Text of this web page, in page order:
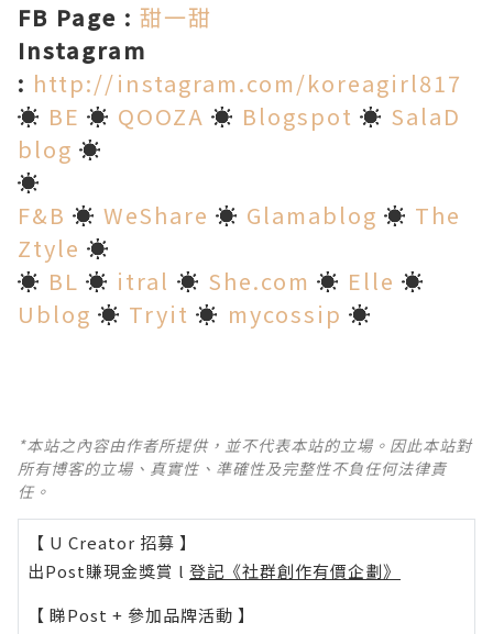
FB Page : 甜一甜
Instagram
: http://instagram.com/koreagirl817
☀ BE ☀ QOOZA ☀ Blogspot ☀ SalaD
blog ☀
☀
F&B ☀ WeShare ☀ Glamablog ☀ The
Ztyle ☀
☀ BL ☀ itral ☀ She.com ☀ Elle ☀
Ublog ☀ Tryit ☀ mycossip ☀
*本站之內容由作者所提供，並不代表本站的立場。因此本站對
所有博客的立場、真實性、準確性及完整性不負任何法律責
任。
【 U Creator 招募 】
出Post賺現金獎賞 l 登記《社群創作有價企劃》
【 睇Post + 參加品牌活動 】